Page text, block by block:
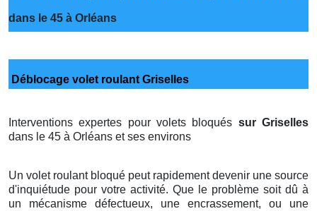
dans le 45 à Orléans
Déblocage volet roulant Griselles
Interventions expertes pour volets bloqués sur Griselles
dans le 45 à Orléans et ses environs
Un volet roulant bloqué peut rapidement devenir une source
d'inquiétude pour votre activité. Que le problème soit dû à
un mécanisme défectueux, une encrassement, ou une